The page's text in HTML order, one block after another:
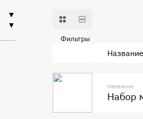
▼
▼
Фильтры
Название
Название
Набор